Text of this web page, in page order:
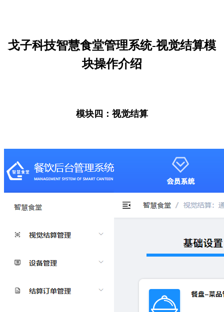
戈子科技智慧食堂管理系统-视觉结算模
块操作介绍
模块四：视觉结算